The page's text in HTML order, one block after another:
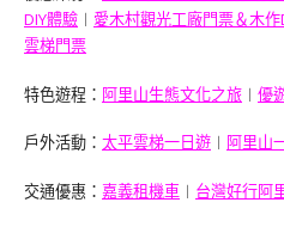
DIY體驗 ︱ 愛木村觀光工廠門票＆木作
雲梯門票
特色遊程： 阿里山生態文化之旅 ︱ 優
戶外活動： 太平雲梯一日遊 ︱ 阿里山
交通優惠： 嘉義租機車 ︱ 台灣好行阿